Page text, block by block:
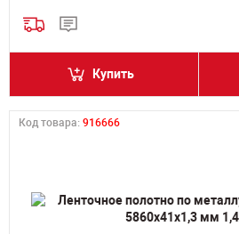
Купить
Код товара: 916666